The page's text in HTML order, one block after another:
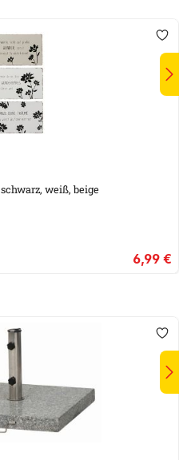
schwarz, weiß, beige
6,99 €